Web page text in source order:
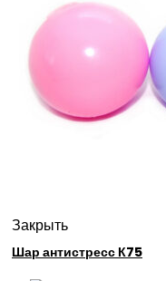
Закрыть
Шар антистресс К75